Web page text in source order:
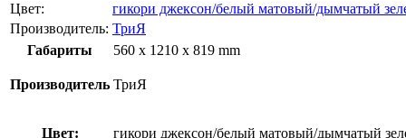
Цвет:
гикори джексон/белый матовый/дымчатый
Производитель: ТриЯ
Габариты
560 x 1210 x 819 mm
Производитель ТриЯ
Цвет: гикори джексон/белый матовый/дымчатый